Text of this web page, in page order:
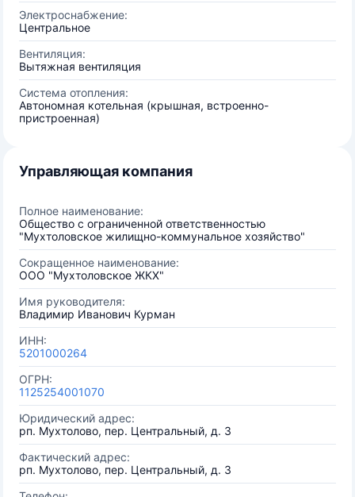
Электроснабжение:
Центральное
Вентиляция:
Вытяжная вентиляция
Система отопления:
Автономная котельная (крышная, встроенно-
пристроенная)
Управляющая компания
Полное наименование:
Общество с ограниченной ответственностью
"Мухтоловское жилищно-коммунальное хозяйство"
Сокращенное наименование:
ООО "Мухтоловское ЖКХ"
Имя руководителя:
Владимир Иванович Курман
ИНН:
5201000264
ОГРН:
1125254001070
Юридический адрес:
рп. Мухтолово, пер. Центральный, д. 3
Фактический адрес:
рп. Мухтолово, пер. Центральный, д. 3